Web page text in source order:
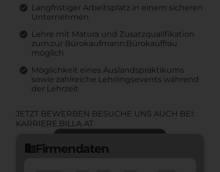
Langfristiger Arbeitsplatz in einem sicheren
Unternehmen
Lehre mit Matura und Zusatzqualifikation
zum:zur Bürokaufmann:Bürokauffrau
möglich
Möglichkeit eines Auslandspraktikums
sowie zahlreiche Lehrlingsevents während
der Lehrzeit
JETZT BEWERBEN BESUCHE UNS AUCH BEI:
KARRIERE.BILLA.AT
domainFirmendaten